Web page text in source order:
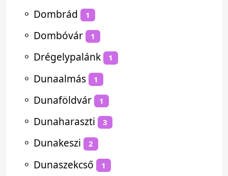
⚬ Dombrád 1
⚬ Dombóvár 1
⚬ Drégelypalánk 1
⚬ Dunaalmás 1
⚬ Dunaföldvár 1
⚬ Dunaharaszti 3
⚬ Dunakeszi 2
⚬ Dunaszekcső 1